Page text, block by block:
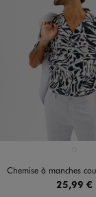
Chemise à manches courtes
25,99 €